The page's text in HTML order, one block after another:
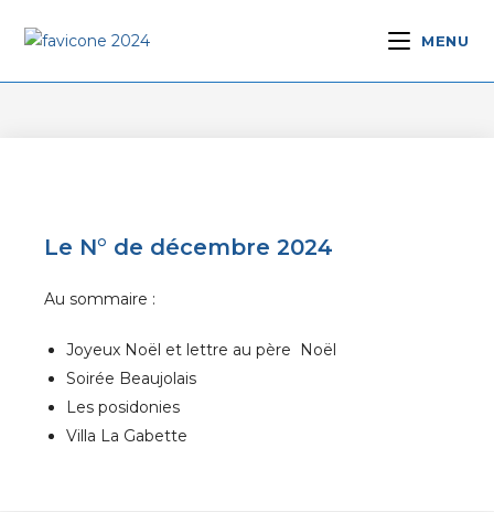
MENU
Le N° de décembre 2024
Au sommaire :
Joyeux Noël et lettre au père Noël
Soirée Beaujolais
Les posidonies
Villa La Gabette